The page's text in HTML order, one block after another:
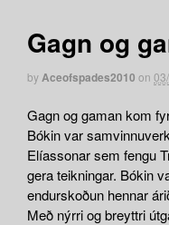
Gagn og
byAceofspades2010 on
Gagn og gaman kom
Bókin var
Elíassonar sem fengu
gera teikningar. Bókin
endurskoðun hennar
Með nýrri og breyttri